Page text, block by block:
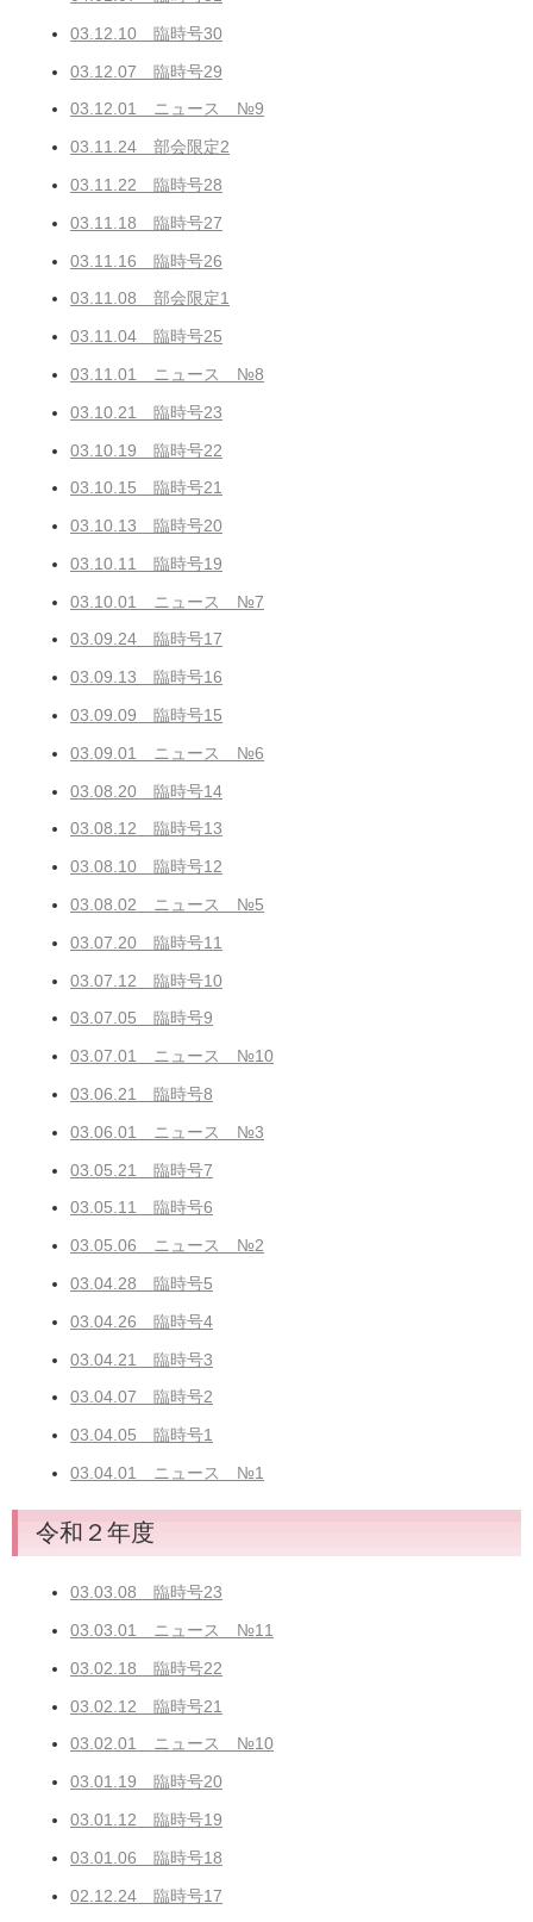
03.12.10 臨時号30
03.12.07 臨時号29
03.12.01 ニュース №9
03.11.24 部会限定2
03.11.22 臨時号28
03.11.18 臨時号27
03.11.16 臨時号26
03.11.08 部会限定1
03.11.04 臨時号25
03.11.01 ニュース №8
03.10.21 臨時号23
03.10.19 臨時号22
03.10.15 臨時号21
03.10.13 臨時号20
03.10.11 臨時号19
03.10.01 ニュース №7
03.09.24 臨時号17
03.09.13 臨時号16
03.09.09 臨時号15
03.09.01 ニュース №6
03.08.20 臨時号14
03.08.12 臨時号13
03.08.10 臨時号12
03.08.02 ニュース №5
03.07.20 臨時号11
03.07.12 臨時号10
03.07.05 臨時号9
03.07.01 ニュース №10
03.06.21 臨時号8
03.06.01 ニュース №3
03.05.21 臨時号7
03.05.11 臨時号6
03.05.06 ニュース №2
03.04.28 臨時号5
03.04.26 臨時号4
03.04.21 臨時号3
03.04.07 臨時号2
03.04.05 臨時号1
03.04.01 ニュース №1
令和２年度
03.03.08 臨時号23
03.03.01 ニュース №11
03.02.18 臨時号22
03.02.12 臨時号21
03.02.01 ニュース №10
03.01.19 臨時号20
03.01.12 臨時号19
03.01.06 臨時号18
02.12.24 臨時号17